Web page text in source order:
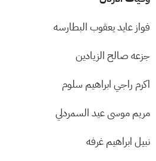
فواز عايد يعقوب البطارسه
جزعه صالح الزيادين
اكرم راجي ابراهيم سلوم
مريم موسى عيد السمردلي
نبيل ابراهيم غرفه